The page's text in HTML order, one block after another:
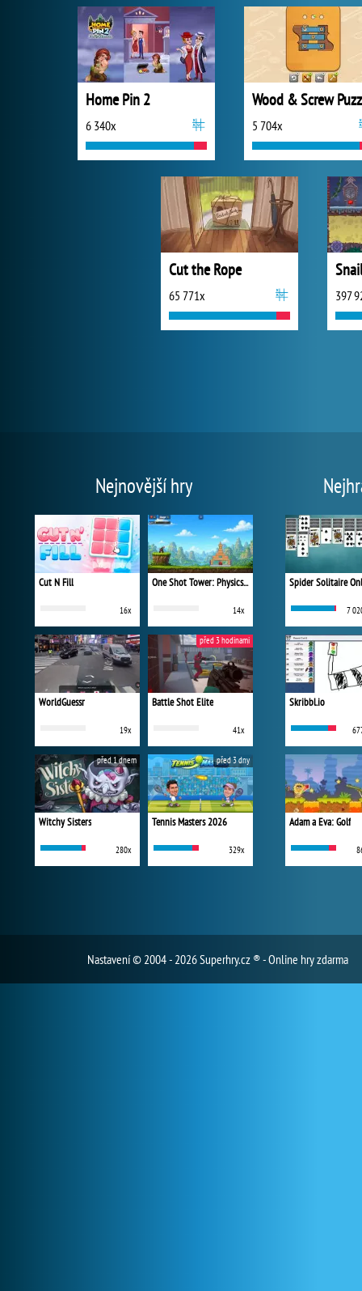
Home Pin 2
6 340x
Wood & Screw
5 704x
Cut the Rope
65 771x 397
Nejnovější hry
Cut N Fill
16x
One Shot Tower: Physics Destroyer
14x
WorldGuessr
19x
Battle Shot Elite
41x
před 3 hodinami
Witchy Sisters
280x
před 1 dnem
Tennis Masters 2026
329x
před 3 dny
Spider Solitaire
7
Skribbl.io
Adam a Eva: Golf
Nastavení© 2004 - 2026 Superhry.cz ® - Online hry zdarma